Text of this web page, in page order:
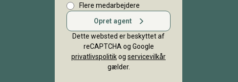
Flere medarbejdere
Opret agent
Dette websted er beskyttet af
reCAPTCHA og Google
privatlivspolitikog servicevilkår
gælder.